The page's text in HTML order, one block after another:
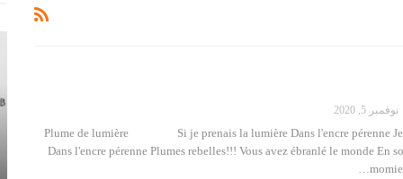
نوفمبر 5, 2020
Plume de lumière Si je prenais la lumière Dans l'encre pérenne Je
Dans l'encre pérenne Plumes rebelles!!! Vous avez ébranlé le monde En